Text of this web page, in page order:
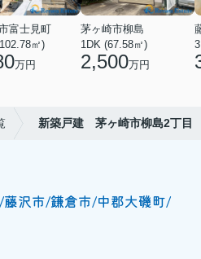
富士見町
㎡)
万円
茅ヶ崎市柳島
1DK (67.58㎡)
2,500万円
新築戸建 茅ヶ崎市柳島2丁目
藤沢市 鎌倉市 中郡大磯町